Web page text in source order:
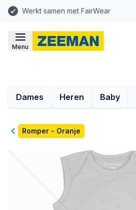
Werkt samen met FairWear
Menu
Dames Heren Baby
TerugRomper - Oranje